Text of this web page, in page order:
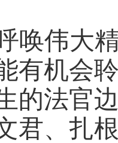
唤伟大
有机会
的法官
君、扎